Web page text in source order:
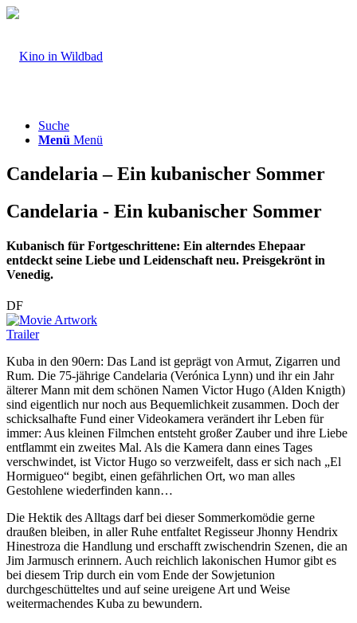
Suche
Menü Menü
Candelaria – Ein kubanischer Sommer
Candelaria - Ein kubanischer Sommer
Kubanisch für Fortgeschrittene: Ein alterndes Ehepaar
entdeckt seine Liebe und Leidenschaft neu. Preisgekrönt in
Venedig.
DF
Trailer
Kuba in den 90ern: Das Land ist geprägt von Armut, Zigarren und
Rum. Die 75-jährige Candelaria (Verónica Lynn) und ihr ein Jahr
älterer Mann mit dem schönen Namen Victor Hugo (Alden Knigth)
sind eigentlich nur noch aus Bequemlichkeit zusammen. Doch der
schicksalhafte Fund einer Videokamera verändert ihr Leben für
immer: Aus kleinen Filmchen entsteht großer Zauber und ihre Liebe
entflammt ein zweites Mal. Als die Kamera dann eines Tages
verschwindet, ist Victor Hugo so verzweifelt, dass er sich nach „El
Hormigueo“ begibt, einen gefährlichen Ort, wo man alles
Gestohlene wiederfinden kann…
Die Hektik des Alltags darf bei dieser Sommerkomödie gerne
draußen bleiben, in aller Ruhe entfaltet Regisseur Jhonny Hendrix
Hinestroza die Handlung und erschafft zwischendrin Szenen, die an
Jim Jarmusch erinnern. Auch reichlich lakonischen Humor gibt es
bei diesem Trip durch ein vom Ende der Sowjetunion
durchgeschütteltes und auf seine ureigene Art und Weise
weitermachendes Kuba zu bewundern.